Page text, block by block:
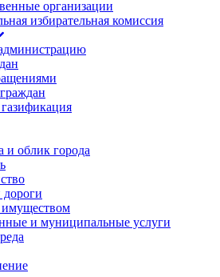
организации
избирательная комиссия
и облик города
дороги
и муниципальные услуги